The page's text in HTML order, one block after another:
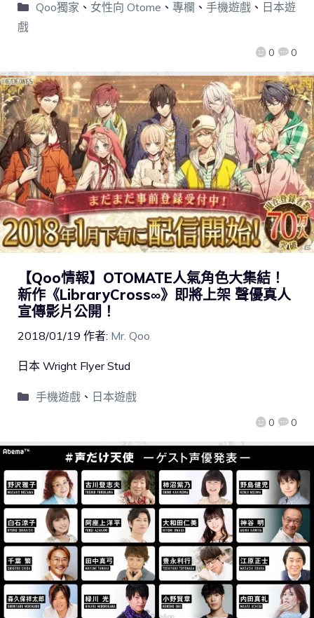
0 0
Qoo獨家 、 女性向 Otome 、 專欄 、 手機遊戲、 日本遊
戲
【Qoo情報】OTOMATE人氣角色大集結！
新作《LibraryCross∞》即將上架 聲優真人
宣傳影片公開！
2018/01/19 作者: Mr. Qoo
0 0
日本 Wright Flyer Stud
手機遊戲、 日本遊戲